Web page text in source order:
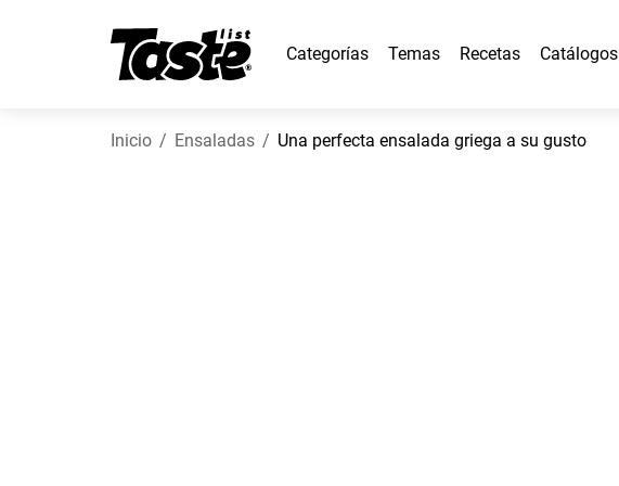
Categorías Temas Recetas Catálogos
Inicio Ensaladas Una perfecta ensalada griega a su gusto